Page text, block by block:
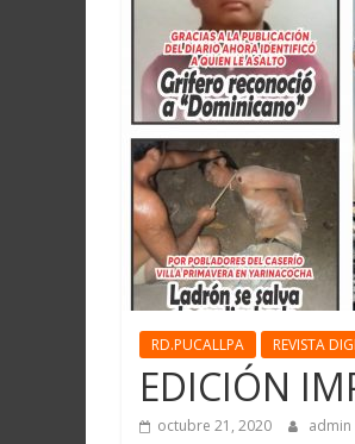
Loreto
RD.PUCALLPA REVISTA
EDICIÓN
octubre 21, 2020 admin